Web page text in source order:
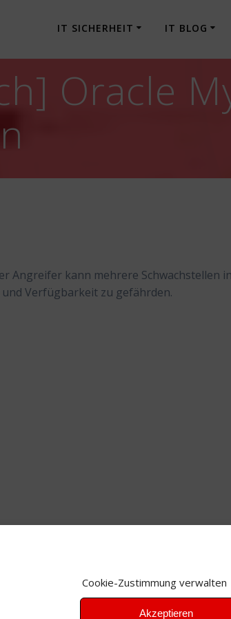
Cookie-Zustimmung verwalten
Akzeptieren
IT SICHERHEIT IT BLOG
Oracle
kann mehrere Schwachstellen
Verfügbarkeit zu gefährden.